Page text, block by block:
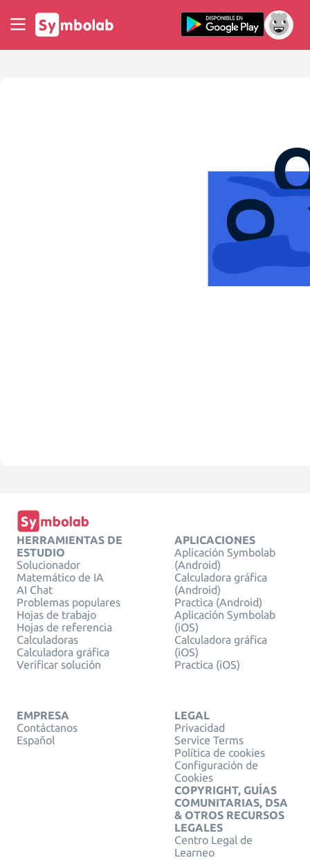
HERRAMIENTAS DE
ESTUDIO
Solucionador
Matemático de IA
AI Chat
Problemas populares
Hojas de trabajo
Hojas de referencia
Calculadoras
Calculadora gráfica
Verificar solución
APLICACIONES
Aplicación Symbolab
(Android)
Calculadora gráfica
(Android)
Practica (Android)
Aplicación Symbolab
(iOS)
Calculadora gráfica
(iOS)
Practica (iOS)
EMPRESA
Contáctanos
Español
LEGAL
Privacidad
Service Terms
Política de cookies
Configuración de
Cookies
COPYRIGHT, GUÍAS
COMUNITARIAS, DSA
& OTROS RECURSOS
LEGALES
Centro Legal de
Learneo